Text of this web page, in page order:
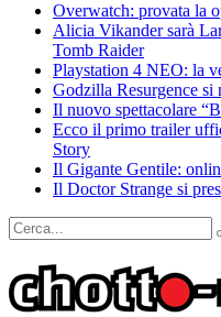
Overwatch: provata la
Alicia Vikander sarà
Tomb Raider
Playstation 4 NEO: la
Godzilla Resurgence si
Il nuovo spettacolare
Ecco il primo trailer
Story
Il Gigante Gentile:
Il Doctor Strange si